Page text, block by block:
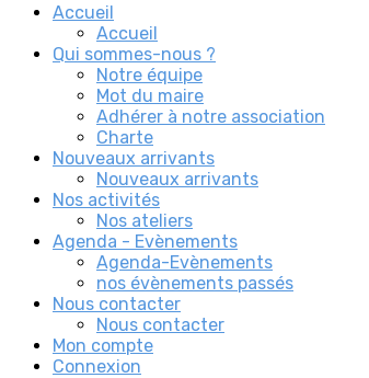
Accueil
Accueil
Qui sommes-nous ?
Notre équipe
Mot du maire
Adhérer à notre association
Charte
Nouveaux arrivants
Nouveaux arrivants
Nos activités
Nos ateliers
Agenda - Evènements
Agenda-Evènements
nos évènements passés
Nous contacter
Nous contacter
Mon compte
Connexion